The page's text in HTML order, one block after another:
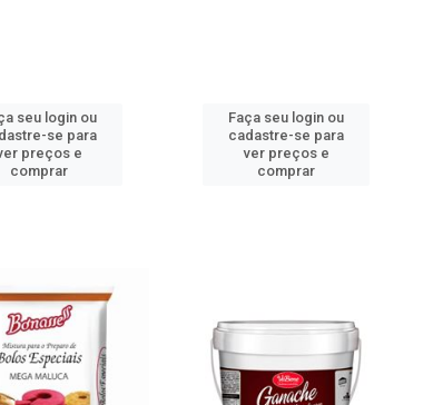
seu login ou
se para
preços e
comprar
Faça seu login ou
cadastre-se para
ver preços e
comprar